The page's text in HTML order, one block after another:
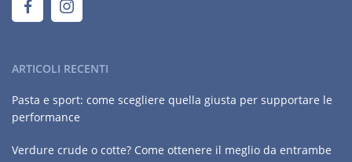
ARTICOLI RECENTI
Pasta e sport: come scegliere quella giusta per supportare le
performance
Verdure crude o cotte? Come ottenere il meglio da entrambe